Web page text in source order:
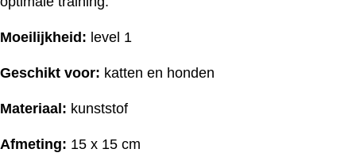
Moeilijkheid: level 1
Geschikt voor: katten en honden
Materiaal: kunststof
Afmeting: 15 x 15 cm